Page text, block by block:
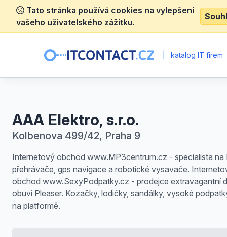
Tato stránka používá cookies na vylepšení
vašeho uživatelského zážitku.
katalog IT firem
AAA Elektro, s.r.o.
Kolbenova 499/42, Praha 9
Internetový obchod www.MP3centrum.cz - specialista na
přehrávače, gps navigace a robotické vysavače.
obchod www.SexyPodpatky.cz - prodejce extravagantní
obuvi Pleaser. Kozačky, lodičky, sandálky, vysoké
na platformě.